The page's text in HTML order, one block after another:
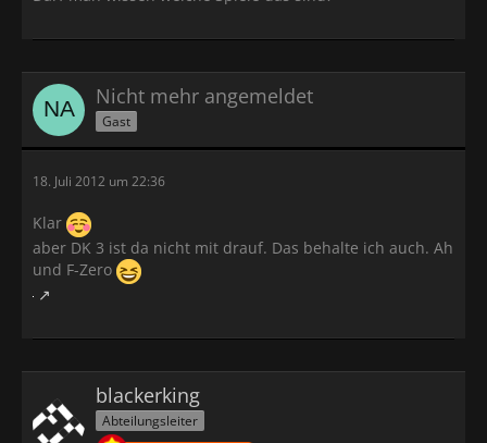
Nicht mehr angemeldet
Gast
18. Juli 2012 um 22:36
Klar
aber DK 3 ist da nicht mit drauf. Das behalte ich auch. Ah
und F-Zero
blackerking
Abteilungsleiter